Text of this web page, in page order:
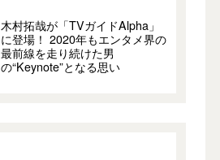
木村拓哉が「TVガイドAlpha」
に登場！ 2020年もエンタメ界の
最前線を走り続けた男
の“Keynote”となる思い